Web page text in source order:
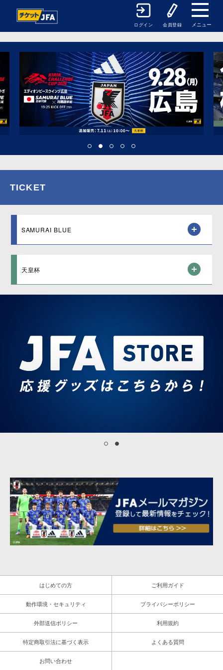
ログイン 会員登録 メニュー
TICKET
SAMURAI BLUE
天皇杯
はじめての方 ご利用ガイド
動作環境・セキュリティ プライバシーポリシー
外部送信ポリシー 利用規約
特定商取引法に基づく表示 よくある質問
お問い合わせ